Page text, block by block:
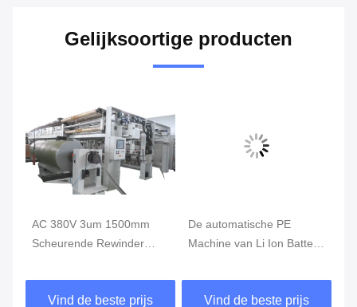
Gelijksoortige producten
AC 380V 3um 1500mm
Scheurende Rewinder
die Machine scheuren
Vind de beste prijs
De automatische PE
Machine van Li Ion Battery
Vind de beste prijs